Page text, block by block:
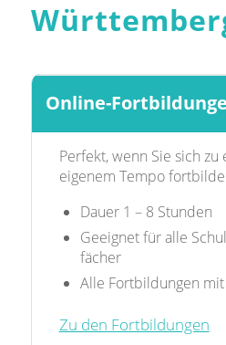
Online-
Perfekt, wenn Sie sich zu
eigenem Tempo
Dauer 1 – 8 Stunden
Geeignet für alle
fächer
Alle Fortbildungen
Zu den Fortbildungen